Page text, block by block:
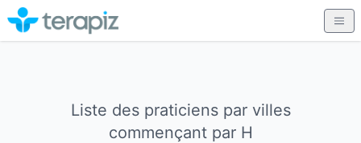
Liste des praticiens par villes
commençant par H